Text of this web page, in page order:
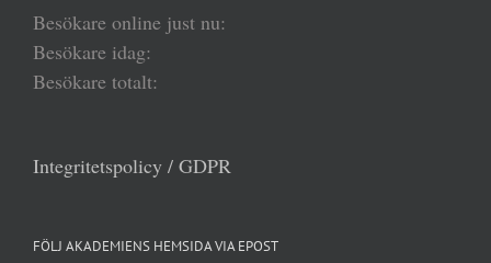
Besökare online just nu:
Besökare idag:
Besökare totalt:
Integritetspolicy / GDPR
FÖLJ AKADEMIENS HEMSIDA VIA EPOST